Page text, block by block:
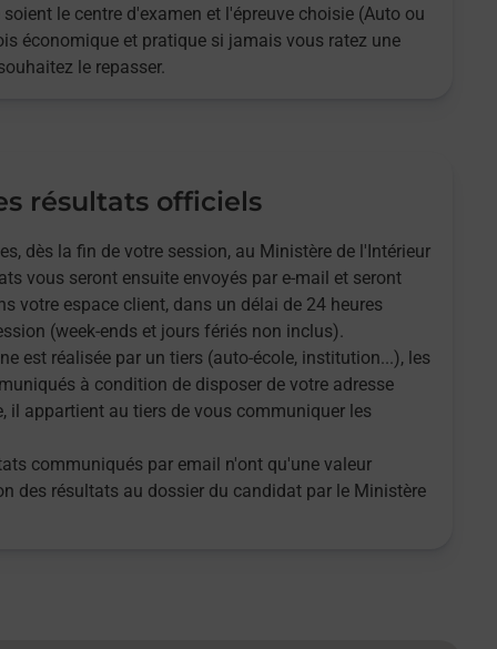
le centre d'examen et l'épreuve choisie (Auto ou
économique et pratique si jamais vous ratez une
le repasser.
résultats officiels
dès la fin de votre session, au Ministère de l'Intérieur
vous seront ensuite envoyés par e-mail et seront
votre espace client, dans un délai de 24 heures
(week-ends et jours fériés non inclus).
est réalisée par un tiers (auto-école, institution...), les
à condition de disposer de votre adresse
il appartient au tiers de vous communiquer les
communiqués par email n'ont qu'une valeur
des résultats au dossier du candidat par le Ministère